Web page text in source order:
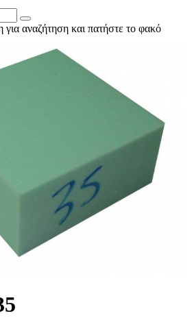
αναζήτηση και πατήστε το φακό